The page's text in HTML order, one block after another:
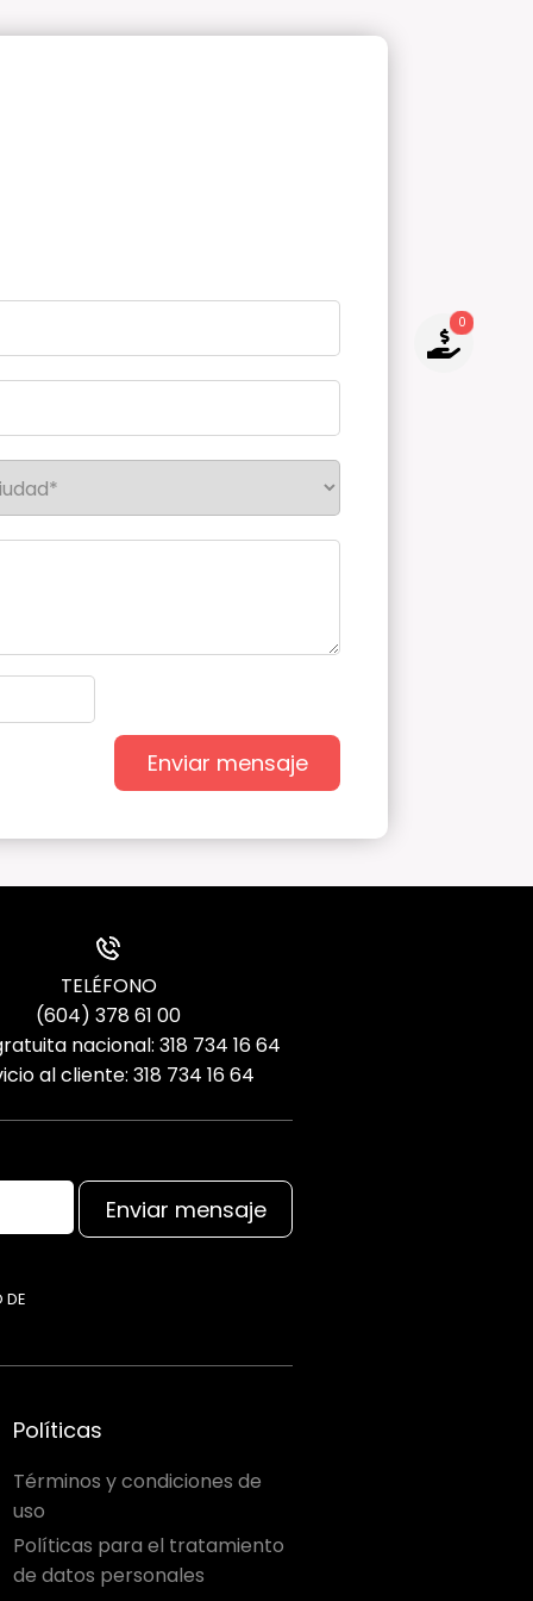
0
NO TIENES PRODUCTOS PARA
Enviar mensaje
TELÉFONO
(604) 378 61 00
nacional: 318 734 16 64
al cliente: 318 734 16 64
DE
Enviar mensaje
Políticas
Términos y condiciones de
uso
Políticas para el tratamiento
de datos personales